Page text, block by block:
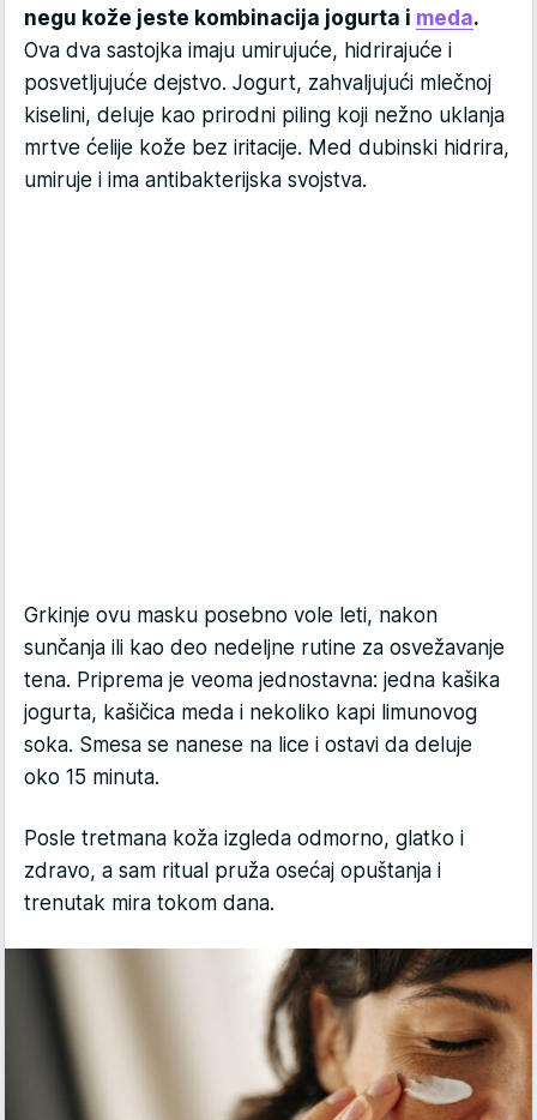
negu kože jeste kombinacija jogurta i meda.
Ova dva sastojka imaju umirujuće, hidrirajuće i
posvetljujuće dejstvo. Jogurt, zahvaljujući mlečnoj
kiselini, deluje kao prirodni piling koji nežno uklanja
mrtve ćelije kože bez iritacije. Med dubinski hidrira,
umiruje i ima antibakterijska svojstva.
Grkinje ovu masku posebno vole leti, nakon
sunčanja ili kao deo nedeljne rutine za osvežavanje
tena. Priprema je veoma jednostavna: jedna kašika
jogurta, kašičica meda i nekoliko kapi limunovog
soka. Smesa se nanese na lice i ostavi da deluje
oko 15 minuta.
Posle tretmana koža izgleda odmorno, glatko i
zdravo, a sam ritual pruža osećaj opuštanja i
trenutak mira tokom dana.